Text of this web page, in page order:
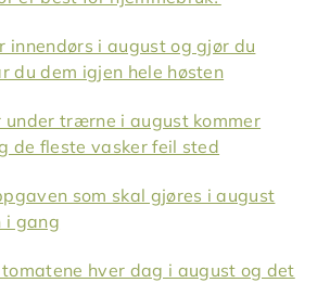
innendørs i august og gjør du
du dem igjen hele høsten
under trærne i august kommer
de fleste vasker feil sted
som skal gjøres i august
i gang
hver dag i august og det